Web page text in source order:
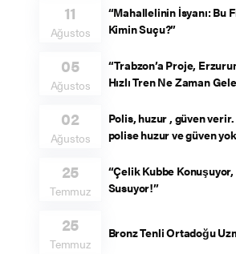
11
Ağustos
“Mahallelinin İsyanı: Bu
Kimin Suçu?”
05
Ağustos
“Trabzon’a Proje,
Hızlı Tren Ne Zaman
02
Ağustos
Polis, huzur , güven
polise huzur ve güven
25
Temmuz
“Çelik Kubbe
Susuyor!”
25
Temmuz
Bronz Tenli Ortadoğu